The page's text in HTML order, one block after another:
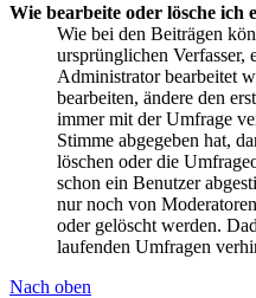
Wie bearbeite oder lösche ich
Wie bei den Beiträgen
ursprünglichen Verfasser,
Administrator bearbeitet
bearbeiten, ändere den
immer mit der Umfrage
Stimme abgegeben hat,
löschen oder die
schon ein Benutzer
nur noch von
oder gelöscht werden.
laufenden Umfragen
Nach oben